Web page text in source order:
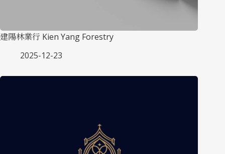
建陽林業行 Kien Yang Forestry
2025-12-23